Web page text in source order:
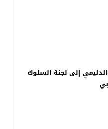
الدليمي إلى لجنة السلوك